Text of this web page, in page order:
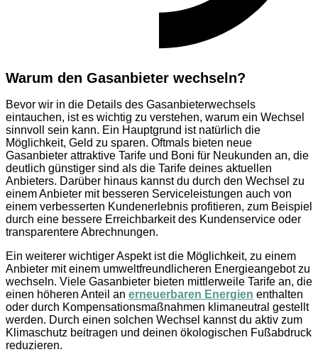
Warum den Gasanbieter wechseln?
Bevor wir in die Details des Gasanbieterwechsels
eintauchen, ist es wichtig zu verstehen, warum ein Wechsel
sinnvoll sein kann. Ein Hauptgrund ist natürlich die
Möglichkeit, Geld zu sparen. Oftmals bieten neue
Gasanbieter attraktive Tarife und Boni für Neukunden an, die
deutlich günstiger sind als die Tarife deines aktuellen
Anbieters. Darüber hinaus kannst du durch den Wechsel zu
einem Anbieter mit besseren Serviceleistungen auch von
einem verbesserten Kundenerlebnis profitieren, zum Beispiel
durch eine bessere Erreichbarkeit des Kundenservice oder
transparentere Abrechnungen.
Ein weiterer wichtiger Aspekt ist die Möglichkeit, zu einem
Anbieter mit einem umweltfreundlicheren Energieangebot zu
wechseln. Viele Gasanbieter bieten mittlerweile Tarife an, die
einen höheren Anteil an erneuerbaren Energien enthalten
oder durch Kompensationsmaßnahmen klimaneutral gestellt
werden. Durch einen solchen Wechsel kannst du aktiv zum
Klimaschutz beitragen und deinen ökologischen Fußabdruck
reduzieren.